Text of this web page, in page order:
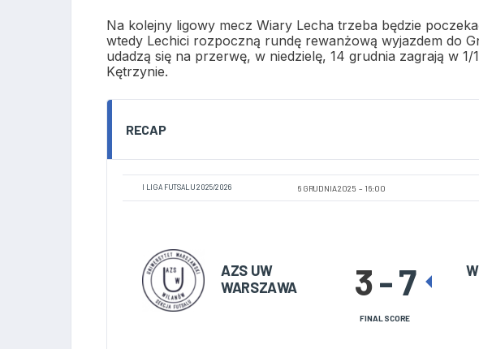
Na kolejny ligowy mecz Wiary Lecha trzeba będzie
wtedy Lechici rozpoczną rundę rewanżową wyjazdem do
udadzą się na przerwę, w niedzielę, 14 grudnia zagrają w 1/
Kętrzynie.
RECAP
I LIGA FUTSALU 2025/2026 6 GRUDNIA 2025 16:00
AZS UW
WARSZAWA
3-7
FINAL SCORE